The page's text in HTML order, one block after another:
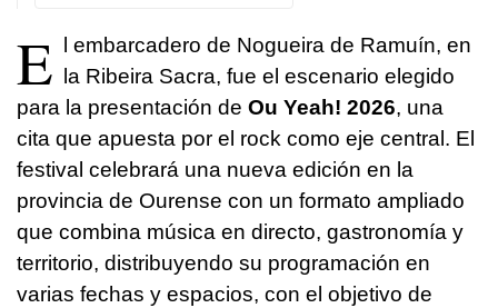
E l embarcadero de Nogueira de Ramuín, en
la Ribeira Sacra, fue el escenario elegido
para la presentación de Ou Yeah! 2026, una
cita que apuesta por el rock como eje central. El
festival celebrará una nueva edición en la
provincia de Ourense con un formato ampliado
que combina música en directo, gastronomía y
territorio, distribuyendo su programación en
varias fechas y espacios, con el objetivo de